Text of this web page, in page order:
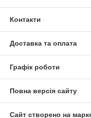
Контакти
Доставка та оплата
Графік роботи
Повна версія сайту
Сайт створено на